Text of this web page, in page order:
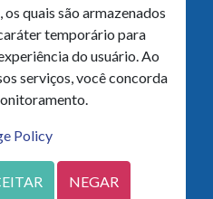
BRASIL
e Pesquisa em
0001-66
quais são armazenados
temporário para
do usuário. Ao
serviços, você concorda
Policy
NEGAR